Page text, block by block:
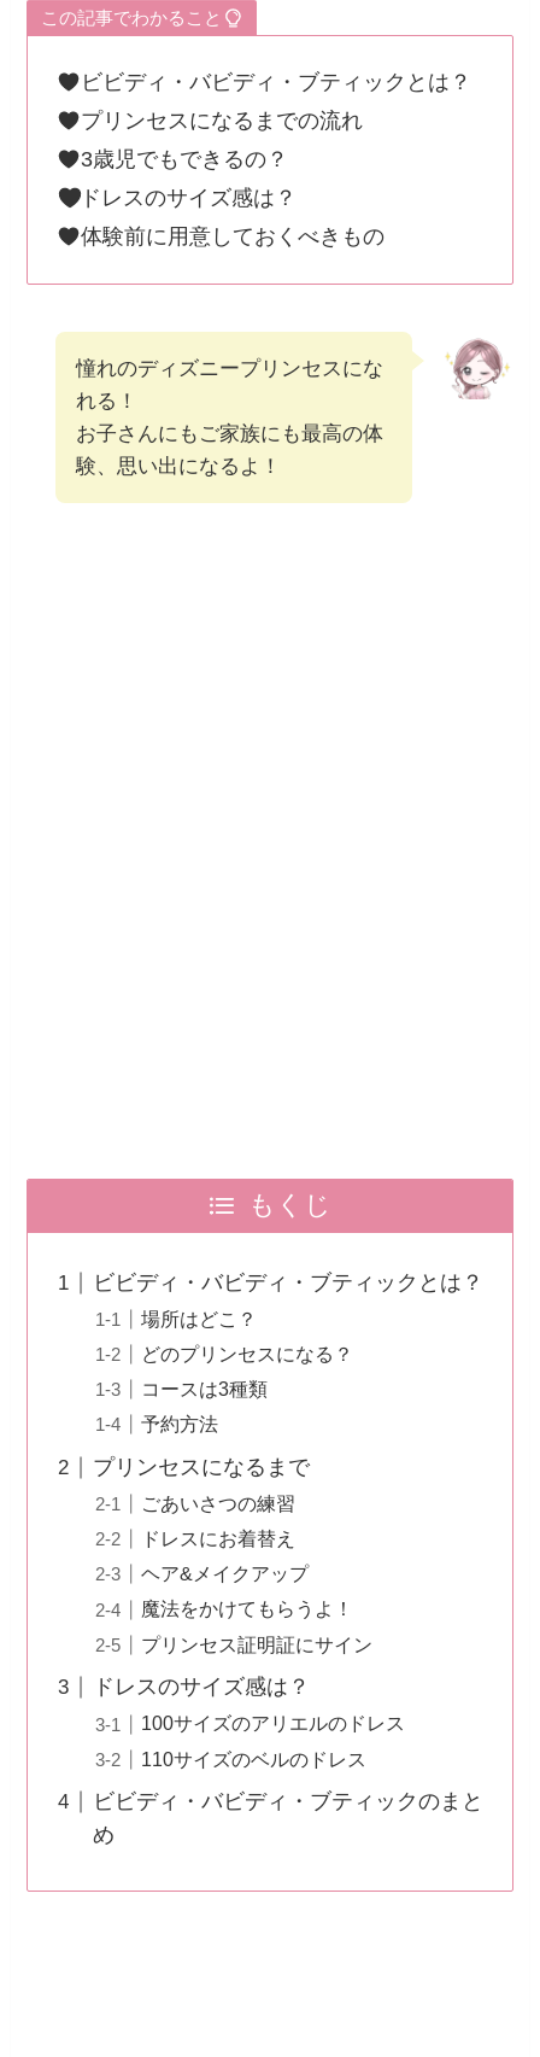
この記事でわかること
ビビディ・バビディ・ブティックとは？
プリンセスになるまでの流れ
3歳児でもできるの？
ドレスのサイズ感は？
体験前に用意しておくべきもの
憧れのディズニープリンセスにな
れる！
お子さんにもご家族にも最高の体
験、思い出になるよ！
もくじ
ビビディ・バビディ・ブティックとは？
場所はどこ？
どのプリンセスになる？
コースは3種類
予約方法
プリンセスになるまで
ごあいさつの練習
ドレスにお着替え
ヘア&メイクアップ
魔法をかけてもらうよ！
プリンセス証明証にサイン
ドレスのサイズ感は？
100サイズのアリエルのドレス
110サイズのベルのドレス
ビビディ・バビディ・ブティックのまと
め